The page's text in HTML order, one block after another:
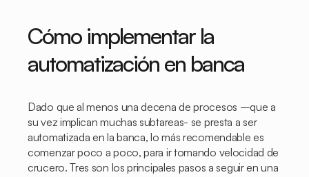
Cómo implementar la
automatización en banca
Dado que al menos una decena de procesos –que a
su vez implican muchas subtareas- se presta a ser
automatizada en la banca, lo más recomendable es
comenzar poco a poco, para ir tomando velocidad de
crucero. Tres son los principales pasos a seguir en una